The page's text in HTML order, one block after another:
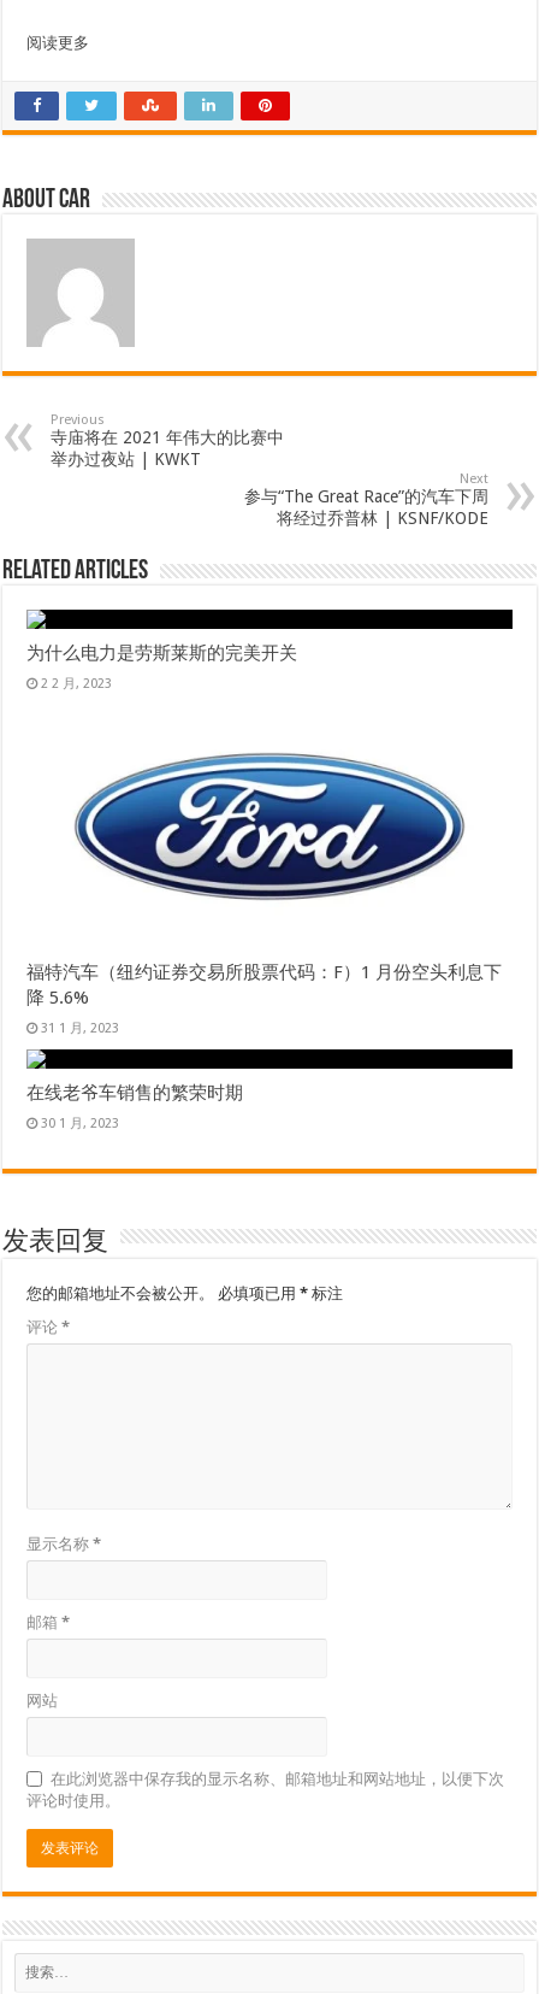
阅读更多
About car
Previous
寺庙将在 2021 年伟大的比赛中
举办过夜站 | KWKT
Next
参与“The Great Race”的汽车下周
将经过乔普林 | KSNF/KODE
Related Articles
为什么电力是劳斯莱斯的完美开关
2 2 月, 2023
福特汽车（纽约证券交易所股票代码：F）1 月份空头利息下
降 5.6%
31 1 月, 2023
在线老爷车销售的繁荣时期
30 1 月, 2023
发表回复
您的邮箱地址不会被公开。 必填项已用* 标注
评论*
显示名称*
邮箱*
网站
在此浏览器中保存我的显示名称、邮箱地址和网站地址，以便下次
评论时使用。